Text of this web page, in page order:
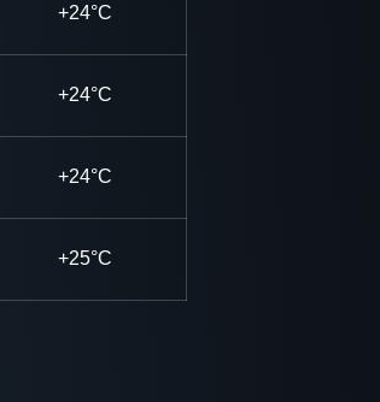
+24°C
+24°C
+24°C
+25°C